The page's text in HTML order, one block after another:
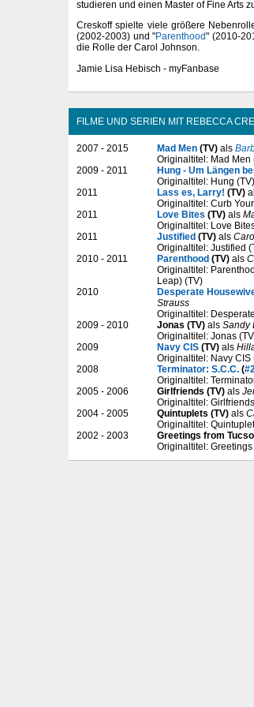
studieren und einen Master of Fine Arts
Creskoff spielte viele größere
(2002-2003) und "Parenthood" (2010-
die Rolle der Carol Johnson.
Jamie Lisa Hebisch - myFanbase
FILME UND SERIEN MIT REBECCA
2007 - 2015 Mad Men (TV) als
Originaltitel: Mad Men
2009 - 2011
Hung - Um Längen
Originaltitel: Hung (TV)
2011
Lass es, Larry! (TV)
Originaltitel: Curb
2011
Love Bites (TV) als
Originaltitel: Love
2011
Justified (TV) als
Originaltitel: Justified
2010 - 2011
Parenthood (TV) als
Originaltitel:
Leap) (TV)
2010
Desperate
Strauss
Originaltitel:
2009 - 2010
Jonas (TV) als Sandy
Originaltitel: Jonas
2009
Navy CIS (TV) als
Originaltitel: Navy
2008
Terminator: S.C.C. (
Originaltitel:
2005 - 2006
Girlfriends (TV) als
Originaltitel:
2004 - 2005
Quintuplets (TV) als
Originaltitel:
2002 - 2003
Greetings from
Originaltitel: